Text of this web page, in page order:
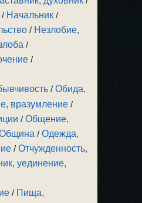
/ Начальник /
/ Незлобие,
/
/
/Обида,
вразумление /
/Общение,
/Одежда,
/Отчужденность,
уединение,
/ Пища,